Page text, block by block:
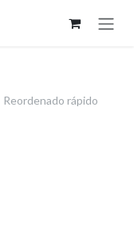
Reordenado rápido